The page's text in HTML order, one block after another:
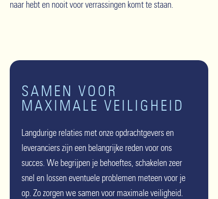
naar hebt en nooit voor verrassingen komt te staan.
SAMEN VOOR
MAXIMALE VEILIGHEID
Langdurige relaties met onze opdrachtgevers en
leveranciers zijn een belangrijke reden voor ons
succes. We begrijpen je behoeftes, schakelen zeer
snel en lossen eventuele problemen meteen voor je
op. Zo zorgen we samen voor maximale veiligheid.